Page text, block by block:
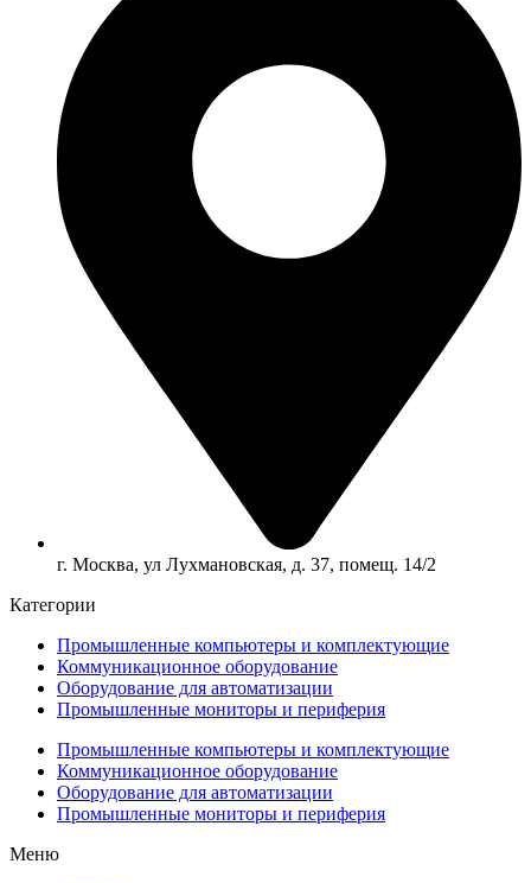
г. Москва, ул Лухмановская, д. 37, помещ. 14/2
Категории
Промышленные компьютеры и комплектующие
Коммуникационное оборудование
Оборудование для автоматизации
Промышленные мониторы и периферия
Промышленные компьютеры и комплектующие
Коммуникационное оборудование
Оборудование для автоматизации
Промышленные мониторы и периферия
Меню